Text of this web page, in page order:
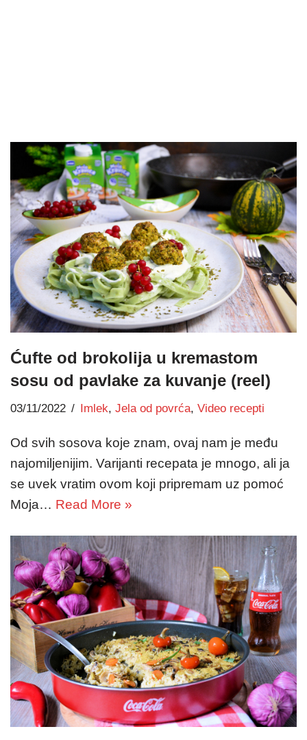
Ćufte od brokolija u kremastom
sosu od pavlake za kuvanje (reel)
03/11/2022 Imlek, Jela od povrća, Video recepti
Od svih sosova koje znam, ovaj nam je među
najomiljenijim. Varijanti recepata je mnogo, ali ja
se uvek vratim ovom koji pripremam uz pomoć
Moja… Read More »